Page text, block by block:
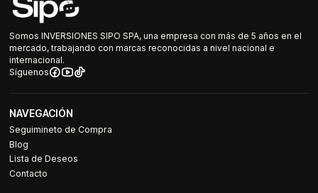
Somos INVERSIONES SIPO SPA, una empresa con más de 5 años en el
mercado, trabajando con marcas reconocidas a nivel nacional e
internacional.
Síguenos
NAVEGACIÓN
Seguimineto de Compra
Blog
Lista de Deseos
Contacto